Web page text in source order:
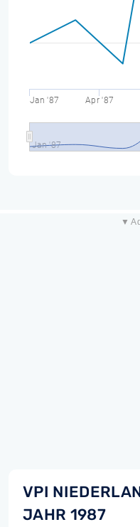
Jan '87 Apr '87
Jan '87
▼
VPI
JAHR 1987